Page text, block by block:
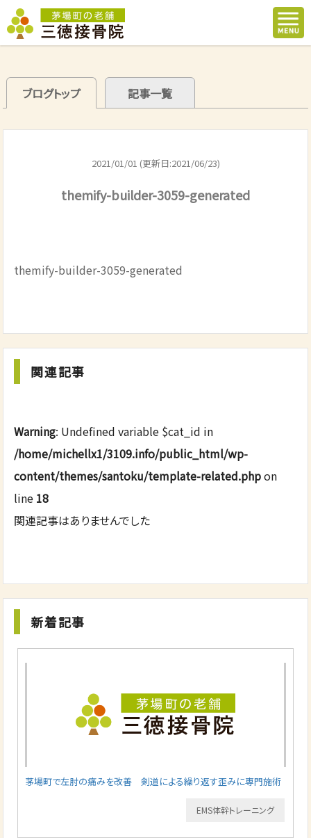
ブログトップ 記事一覧
2021/01/01 (更新日:2021/06/23)
themify-builder-3059-generated
themify-builder-3059-generated
関連記事
Warning: Undefined variable $cat_id in
/home/michellx1/3109.info/public_html/wp-
content/themes/santoku/template-related.phpon
line 18
関連記事はありませんでした
新着記事
茅場町で左肘の痛みを改善 剣道による繰り返す歪みに専門施術
EMS体幹トレーニング